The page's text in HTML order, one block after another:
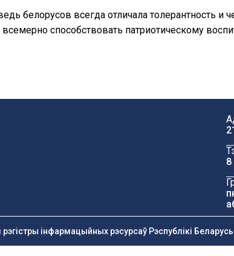
белорусов всегда отличала толерантность и
способствовать патриотическому
інфармацыйных рэсурсаў Рэспублікі